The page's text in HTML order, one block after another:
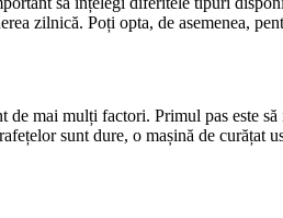
zilnică. Poți opta, de asemenea,
de mai mulți factori. Primul pas este
sunt dure, o mașină de curățat